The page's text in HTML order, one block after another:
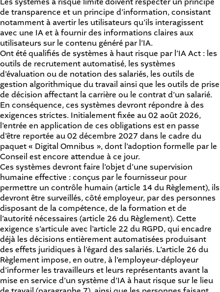
de transparence et un principe d’information, consistant
notamment à avertir les utilisateurs qu’ils interagissent
avec une IA et à fournir des informations claires aux
utilisateurs sur le contenu généré par l’IA.
Ont été qualifiés de systèmes à haut risque par l’IA Act : les
outils de recrutement automatisé, les systèmes
d’évaluation ou de notation des salariés, les outils de
gestion algorithmique du travail ainsi que les outils de prise
de décision affectant la carrière ou le contrat d’un salarié.
En conséquence, ces systèmes devront répondre à des
exigences strictes. Initialement fixée au 02 août 2026,
l’entrée en application de ces obligations est en passe
d’être reportée au 02 décembre 2027 dans le cadre du
paquet « Digital Omnibus », dont l’adoption formelle par le
Conseil est encore attendue à ce jour.
Ces systèmes devront faire l’objet d’une supervision
humaine effective : conçus par le fournisseur pour
permettre un contrôle humain (article 14 du Règlement), ils
devront être surveillés, côté employeur, par des personnes
disposant de la compétence, de la formation et de
l’autorité nécessaires (article 26 du Règlement). Cette
exigence s’articule avec l’article 22 du RGPD, qui encadre
déjà les décisions entièrement automatisées produisant
des effets juridiques à l’égard des salariés. L’article 26 du
Règlement impose, en outre, à l’employeur-déployeur
d’informer les travailleurs et leurs représentants avant la
mise en service d’un système d’IA à haut risque sur le lieu